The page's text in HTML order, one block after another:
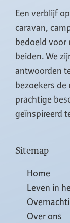
Een verblijf
caravan,
bedoeld voor
beiden. We
antwoorden
bezoekers
prachtige
geïnspireerd
Sitemap
Home
Leven in
Over ons